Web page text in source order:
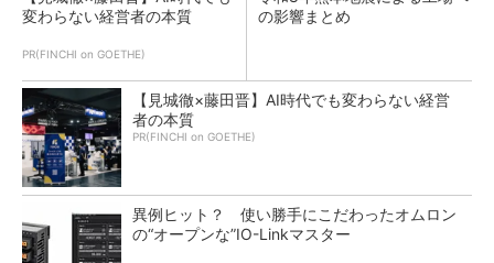
変わらない経営者の本質
PR(FINCHI on GOETHE)
の影響まとめ
【見城徹×藤田晋】AI時代でも変わらない経営
者の本質
PR(FINCHI on GOETHE)
異例ヒット？ 使い勝手にこだわったオムロン
の“オープンな”IO-Linkマスター